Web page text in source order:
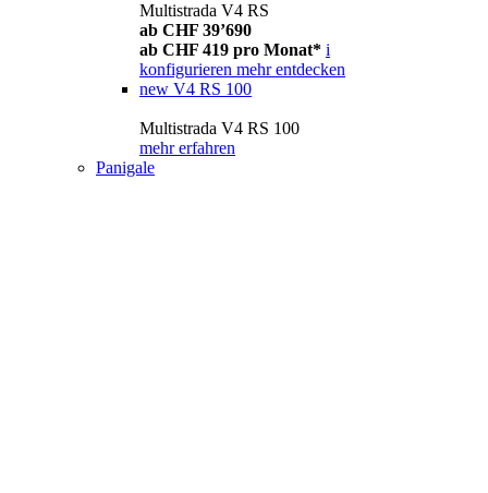
Multistrada V4 RS
ab CHF 39’690
ab CHF 419 pro Monat* i
konfigurieren mehr entdecken
new V4 RS 100
Multistrada V4 RS 100
mehr erfahren
Panigale